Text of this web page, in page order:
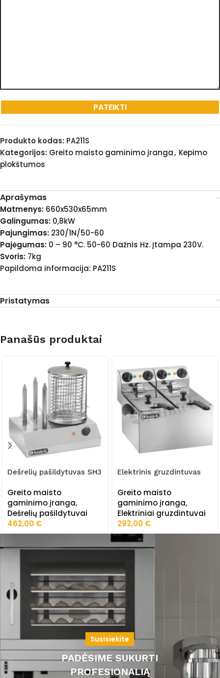
Produkto kodas: PA211S
Kategorijos: Greito maisto gaminimo įranga, Kepimo
plokštumos
Aprašymas
Matmenys: 660x530x65mm
Galingumas: 0,8kW
Pajungimas: 230/1N/50-60
Pajėgumas: 0 – 90 °C. 50-60 Dažnis Hz. Įtampa 230V.
Svoris: 7kg
Papildoma informacija: PA211S
Pristatymas
Panašūs produktai
Dešrelių pašildytuvas SH3
Greito maisto
gaminimo įranga,
Dešrelių pašildytuvai
462,00 €
Elektrinis gruzdintuvas
Greito maisto
gaminimo įranga,
Elektriniai gruzdintuvai
292,00 €
Susisiekite
PADĖSIME SUKURTI
PROFESIONALIĄ